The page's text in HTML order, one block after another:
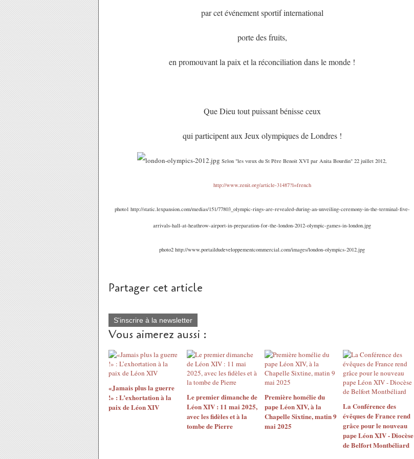
par cet événement sportif international
porte des fruits,
en promouvant la paix et la réconciliation dans le monde !
Que Dieu tout puissant bénisse ceux
qui participent aux Jeux olympiques de Londres !
Selon "les vœux du St Père Benoit XVI par Anita Bourdin" 22 juillet 2012,
http://www.zenit.org/article-31487?l=french
photo1 http://static.lexpansion.com/medias/151/77803_olympic-rings-are-revealed-during-an-unveiling-ceremony-in-the-terminal-five-
arrivals-hall-at-heathrow-airport-in-preparation-for-the-london-2012-olympic-games-in-london.jpg
photo2 http://www.portaildudeveloppementcommercial.com/images/london-olympics-2012.jpg
Partager cet article
S'inscrire à la newsletter
Vous aimerez aussi :
«Jamais plus la guerre
!» : L’exhortation à la
paix de Léon XIV
Le premier dimanche de
Léon XIV : 11 mai 2025,
avec les fidèles et à la
tombe de Pierre
Première homélie du
pape Léon XIV, à la
Chapelle Sixtine, matin 9
mai 2025
La Conférence des
évêques de France rend
grâce pour le nouveau
pape Léon XIV - Diocèse
de Belfort Montbéliard